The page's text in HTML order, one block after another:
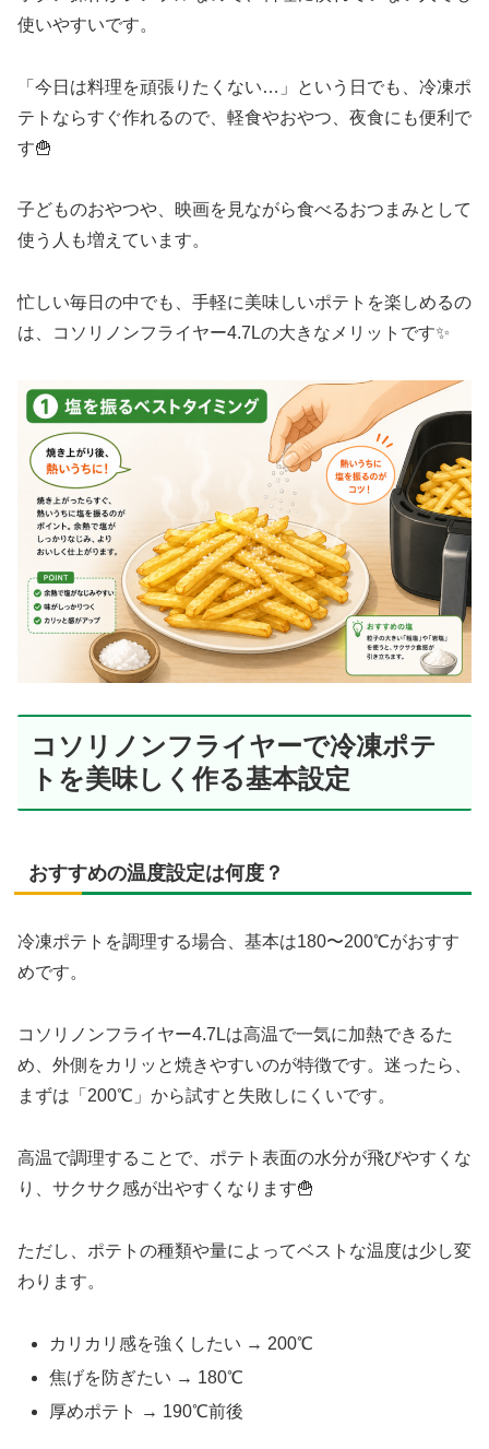
使いやすいです。
「今日は料理を頑張りたくない…」という日でも、冷凍ポ
テトならすぐ作れるので、軽食やおやつ、夜食にも便利で
す🍟
子どものおやつや、映画を見ながら食べるおつまみとして
使う人も増えています。
忙しい毎日の中でも、手軽に美味しいポテトを楽しめるの
は、コソリノンフライヤー4.7Lの大きなメリットです✨
コソリノンフライヤーで冷凍ポテ
トを美味しく作る基本設定
おすすめの温度設定は何度？
冷凍ポテトを調理する場合、基本は180〜200℃がおすす
めです。
コソリノンフライヤー4.7Lは高温で一気に加熱できるた
め、外側をカリッと焼きやすいのが特徴です。迷ったら、
まずは「200℃」から試すと失敗しにくいです。
高温で調理することで、ポテト表面の水分が飛びやすくな
り、サクサク感が出やすくなります🍟
ただし、ポテトの種類や量によってベストな温度は少し変
わります。
カリカリ感を強くしたい → 200℃
焦げを防ぎたい → 180℃
厚めポテト → 190℃前後